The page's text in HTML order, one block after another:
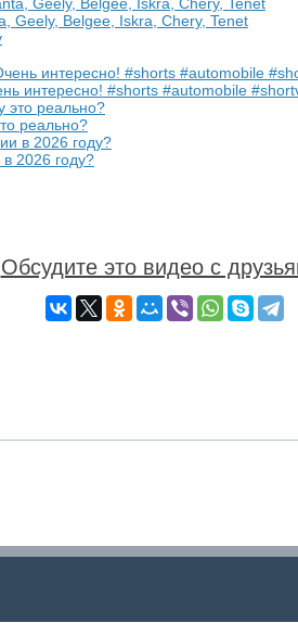
Belgee, Iskra, Chery, Tenet
интересно! #shorts #automobile
реально?
2026 году?
Обсудите это видео с